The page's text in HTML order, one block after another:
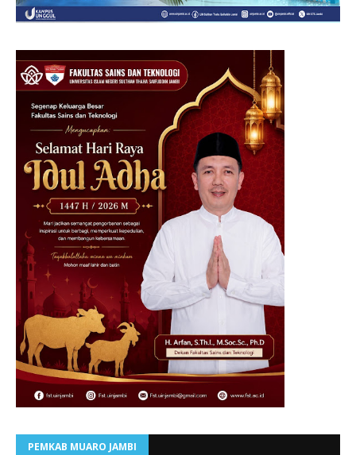
PEMKAB MUARO JAMBI